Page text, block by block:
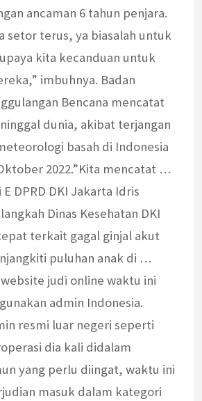
ancaman 6 tahun penjara.
setor terus, ya biasalah untuk
kita kecanduan untuk
imbuhnya. Badan
Bencana mencatat
dunia, akibat terjangan
basah di Indonesia
2022.”Kita mencatat …
DPRD DKI Jakarta Idris
Dinas Kesehatan DKI
terkait gagal ginjal akut
puluhan anak di …
judi online waktu ini
admin Indonesia.
resmi luar negeri seperti
dia kali didalam
yang perlu diingat, waktu ini
masuk dalam kategori